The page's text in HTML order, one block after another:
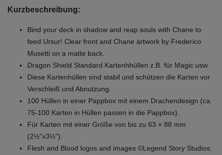
Kurzbeschreibung:
Bind your deck in shadow and reap souls with Chane to
feed Ursur! Clear front and Chane artwork by Frederico
Musetti on a matte back.
Dragon Shield Standard Kartenhhüllen z.B. für Magic usw.
Diese Kartenhüllen sind stabil und schützen die Karten vor
Verschleiß und Abnutzung.
100 Hüllen in einer Pappbox mit einem Drachendesign (ca.
75-100 Karten in Hüllen passen in die Pappbox).
Für Karten mit einer Größe von bis zu 63 × 88 mm
(2½”x3½”).
Flesh and Blood logos and images ©Legend Story Studios.